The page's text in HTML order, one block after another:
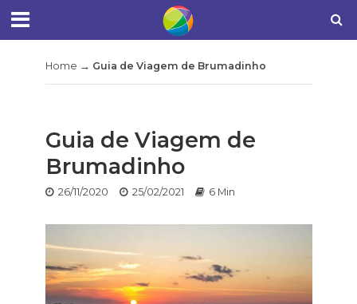
Home → Guia de Viagem de Brumadinho
Guia de Viagem de
Brumadinho
26/11/2020 25/02/2021 6 Min